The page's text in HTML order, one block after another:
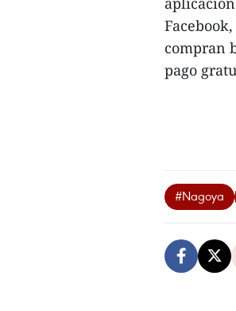
compran
pago
#Nagoya